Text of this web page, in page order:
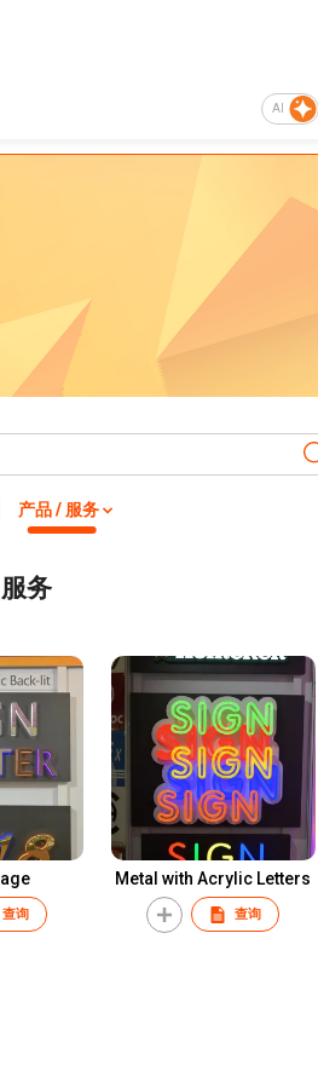
AI
产品 / 服务
务
查询
Metal with Acrylic Letters
查询